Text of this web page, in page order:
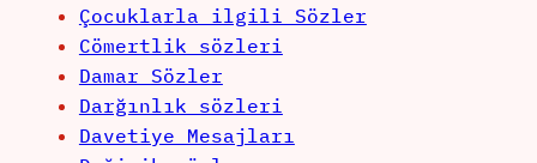
Çocuklarla ilgili Sözler
Cömertlik sözleri
Damar Sözler
Darğınlık sözleri
Davetiye Mesajları